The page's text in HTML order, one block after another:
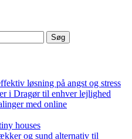
løsning på angst og stress
i Dragør til enhver lejlighed
med online
houses
og sund alternativ til